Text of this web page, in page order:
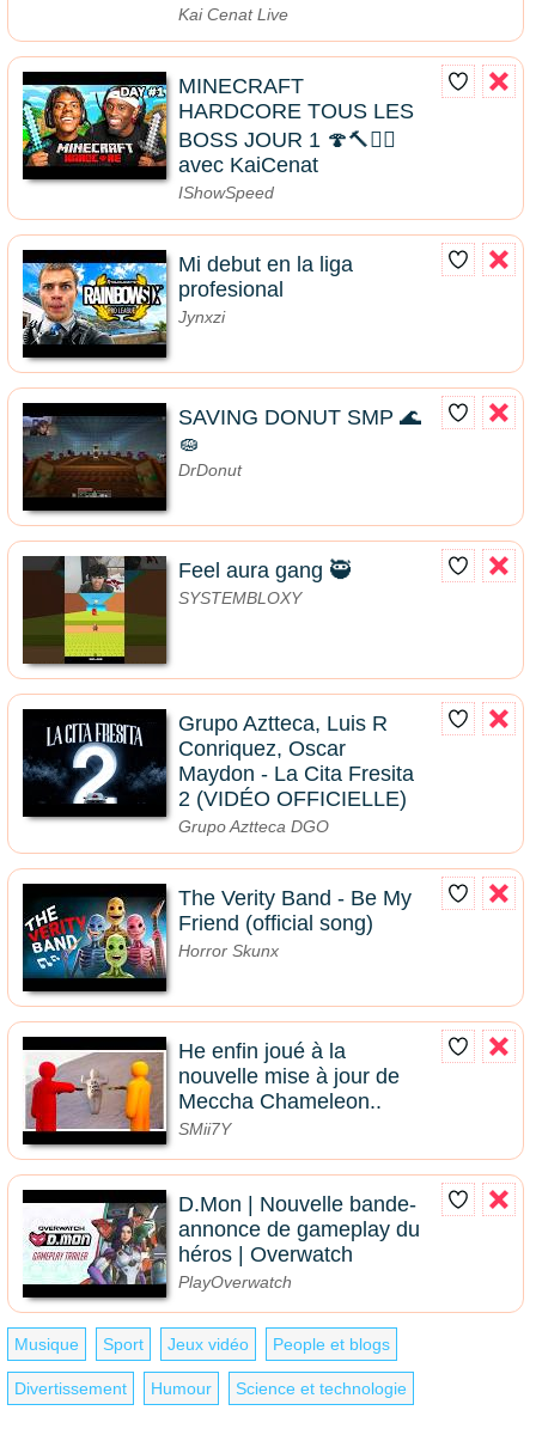
Kai Cenat Live
MINECRAFT
HARDCORE TOUS LES
BOSS JOUR 1 🍄🔨🧟‍♂️
avec KaiCenat
IShowSpeed
Mi debut en la liga
profesional
Jynxzi
SAVING DONUT SMP 🌊
🧽
DrDonut
Feel aura gang 🥷
SYSTEMBLOXY
Grupo Aztteca, Luis R
Conriquez, Oscar
Maydon - La Cita Fresita
2 (VIDÉO OFFICIELLE)
Grupo Aztteca DGO
The Verity Band - Be My
Friend (official song)
Horror Skunx
He enfin joué à la
nouvelle mise à jour de
Meccha Chameleon..
SMii7Y
D.Mon | Nouvelle bande-
annonce de gameplay du
héros | Overwatch
PlayOverwatch
Musique Sport Jeux vidéo People et blogs
Divertissement Humour Science et technologie